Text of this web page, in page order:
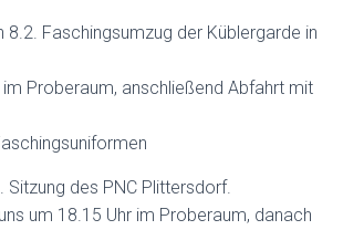
8.2. Faschingsumzug der Küblergarde in
im Proberaum, anschließend Abfahrt mit
Sitzung des PNC Plittersdorf.
um 18.15 Uhr im Proberaum, danach